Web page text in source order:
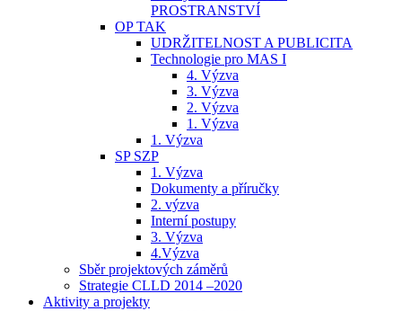
PROSTRANSTVÍ
OP TAK
UDRŽITELNOST A PUBLICITA
Technologie pro MAS I
4. Výzva
3. Výzva
2. Výzva
1. Výzva
1. Výzva
SP SZP
1. Výzva
Dokumenty a příručky
2. výzva
Interní postupy
3. Výzva
4.Výzva
Sběr projektových záměrů
Strategie CLLD 2014 –2020
Aktivity a projekty